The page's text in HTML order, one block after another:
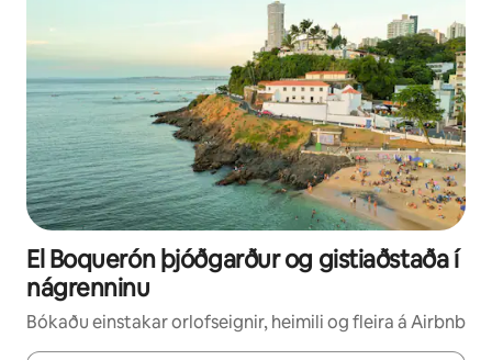
El Boquerón þjóðgarður og gistiaðstaða í
nágrenninu
Bókaðu einstakar orlofseignir, heimili og fleira á Airbnb